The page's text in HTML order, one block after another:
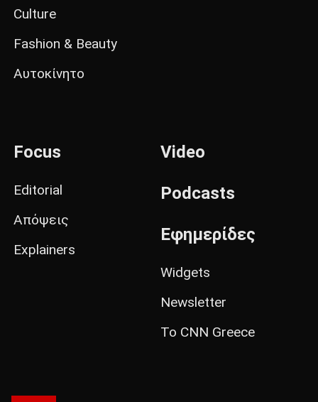
Culture
Fashion & Beauty
Αυτοκίνητο
Focus
Editorial
Απόψεις
Explainers
Video
Podcasts
Εφημερίδες
Widgets
Newsletter
Το CNN Greece